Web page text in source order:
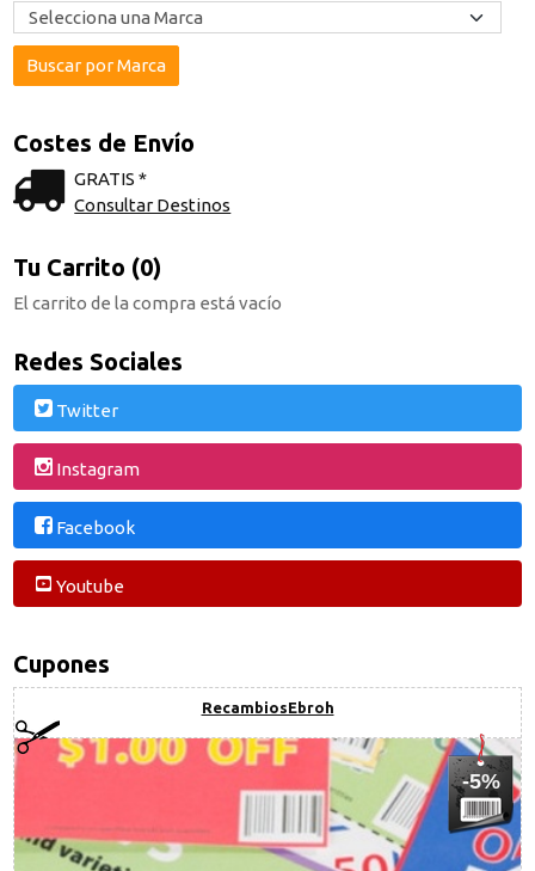
Costes de Envío
GRATIS *
Consultar Destinos
Tu Carrito (0)
El carrito de la compra está vacío
Redes Sociales
Twitter
Instagram
Facebook
Youtube
Cupones
RecambiosEbroh
-5%